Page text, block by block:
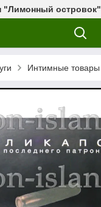
"Лимонный островок"
Интимные товары